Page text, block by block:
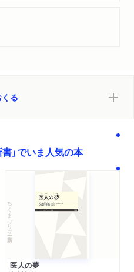
くる
」でいま人気の本
ちくまプリマー新書
医人の夢